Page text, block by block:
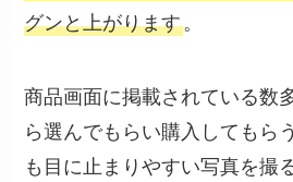
グンと上がります。
商品画面に掲載されている数
ら選んでもらい購入してもら
も目に止まりやすい写真を撮